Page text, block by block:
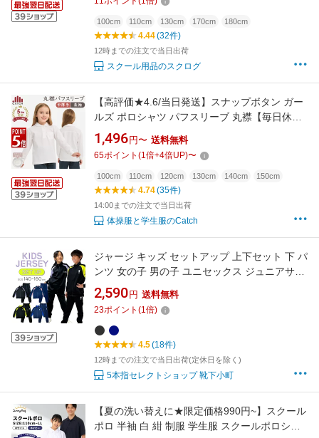
100cm 110cm 130cm 170cm 180cm
4.44(32件)
12時までの注文で当日出荷
スクール用品のスクログ
【高評価★4.6/当日発送】スナップボタン ガー
ルズ ポロシャツ パフスリーブ 丸襟【毎日休ま
ず発送→最短翌日／置き配指定OK】【中厚手/
鹿の子/形態安定】ぱっちんボタン 長袖 白 ノー
アイロン 吸水速乾 女の子 小学生 小学校 制服
かわいい 送料無料 PO525421
1,496 円〜 送料無料
65ポイント (1倍+4倍UP)〜
100cm 110cm 120cm 130cm 140cm 150cm
4.74(35件)
14:00までの注文で当日出荷
体操服と学生服のCatch
ジャージ キッズ セットアップ 上下セット 下 パ
ンツ 女の子 男の子 ユニセックス ジュニアサイ
ズ 120 130 140 150 160 サイズ アクティブウ
ェア
2,590 円 送料無料
23ポイント (1倍)
4.5(18件)
12時までの注文で当日出荷(定休日を除く)
5本指セレクトショップ 靴下小町
【夏の洗い替えに★限定価格990円~】スクール
ポロ 半袖 白 紺 制服 学生服 スクールポロシャ